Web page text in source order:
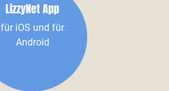
LizzyNet App
für iOS und für
Android